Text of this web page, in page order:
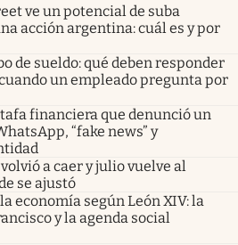
ve un potencial de suba
acción argentina: cuál es y por
de sueldo: qué deben responder
un empleado pregunta por
financiera que denunció un
“fake news” y
a caer y julio vuelve al
se ajustó
economía según León XIV: la
y la agenda social